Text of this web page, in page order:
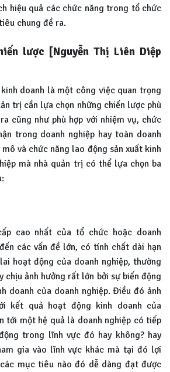
hiệu quả các chức năng trong tổ chức
chung đề ra.
lược [Nguyễn Thị Liên Diệp
doanh là một công việc quan trọng
trị cần lựa chọn những chiến lược phù
cũng như phù hợp với nhiệm vụ, chức
trong doanh nghiệp hay toàn doanh
và chức năng lao động sản xuất kinh
mà nhà quản trị có thể lựa chọn ba
cao nhất của tổ chức hoặc doanh
các vấn đề lớn, có tính chất dài hạn
hoạt động của doanh nghiệp, thường
ảnh hưởng rất lớn bởi sự biến động
doanh của doanh nghiệp. Điều đó ảnh
kết quả hoạt động kinh doanh của
tới một hệ quả là doanh nghiệp có tiếp
trong lĩnh vực đó hay không? hay
gia vào lĩnh vực khác mà tại đó lợi
mục tiêu nào đó dễ dàng đạt được